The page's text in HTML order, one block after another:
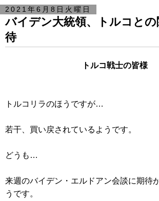
2021年6月8日火曜日
バイデン大統領、トルコとの
待
トルコ戦士の皆様
トルコリラのほうですが…
若干、買い戻されているようです。
どうも…
来週のバイデン・エルドアン会談に期待
うです。